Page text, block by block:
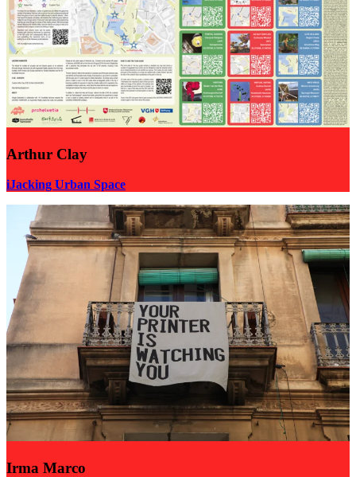
Arthur Clay
iJacking Urban Space
Irma Marco